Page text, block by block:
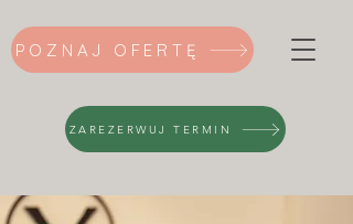
POZNAJ OFERTĘ
ZAREZERWUJ TERMIN